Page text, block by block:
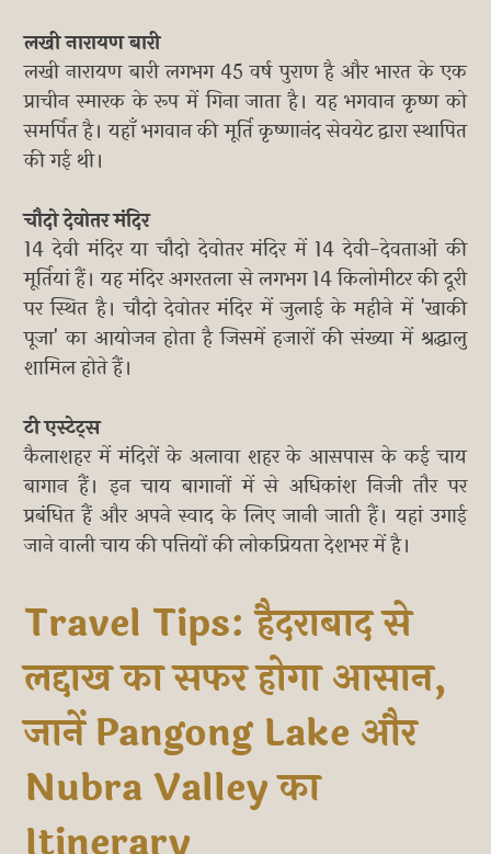
लखी नारायण बारी
लखी नारायण बारी लगभग 45 वर्ष पुराण है और भारत के एक
प्राचीन स्मारक के रूप में गिना जाता है। यह भगवान कृष्ण को
समर्पित है। यहाँ भगवान की मूर्ति कृष्णानंद सेवयेट द्वारा स्थापित
की गई थी।
चौदो देवोतर मंदिर
14 देवी मंदिर या चौदो देवोतर मंदिर में 14 देवी-देवताओं की
मूर्तियां हैं। यह मंदिर अगरतला से लगभग 14 किलोमीटर की दूरी
पर स्थित है। चौदो देवोतर मंदिर में जुलाई के महीने में 'खाकी
पूजा' का आयोजन होता है जिसमें हजारों की संख्या में श्रद्धालु
शामिल होते हैं।
टी एस्टेट्स
कैलाशहर में मंदिरों के अलावा शहर के आसपास के कई चाय
बागान हैं। इन चाय बागानों में से अधिकांश निजी तौर पर
प्रबंधित हैं और अपने स्वाद के लिए जानी जाती हैं। यहां उगाई
जाने वाली चाय की पत्तियों की लोकप्रियता देशभर में है।
Travel Tips: हैदराबाद से
लद्दाख का सफर होगा आसान,
जानें Pangong Lake और
Nubra Valley का